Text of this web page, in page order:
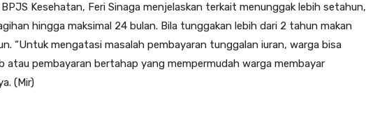
Kesehatan, Feri Sinaga menjelaskan terkait menunggak lebih setahun,
hingga maksimal 24 bulan. Bila tunggakan lebih dari 2 tahun makan
“Untuk mengatasi masalah pembayaran tunggalan iuran, warga bisa
atau pembayaran bertahap yang mempermudah warga membayar
(Mir)